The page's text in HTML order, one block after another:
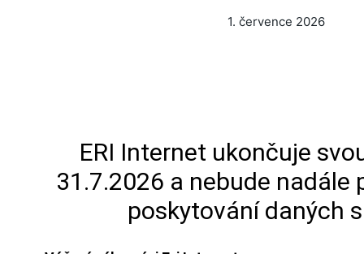
1. července 2026
ERI Internet ukončuje
31.7.2026 a nebude nadále
poskytování daných